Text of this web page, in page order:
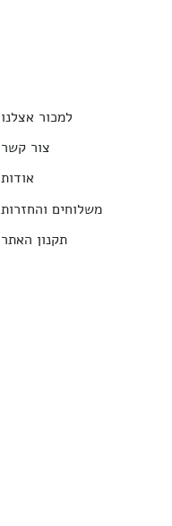
למכור אצלנו
צור קשר
אודות
משלוחים והחזרות
תקנון האתר